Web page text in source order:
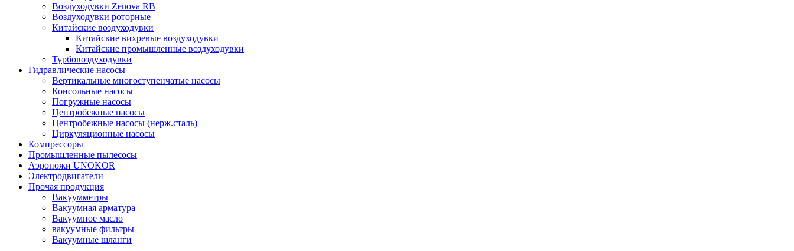
Воздуходувки Zenova RB
Воздуходувки роторные
Китайские воздуходувки
Китайские вихревые воздуходувки
Китайские промышленные воздуходувки
Турбовоздуходувки
Гидравлические насосы
Вертикальные многоступенчатые насосы
Консольные насосы
Погружные насосы
Центробежные насосы
Центробежные насосы (нерж.сталь)
Циркуляционные насосы
Компрессоры
Промышленные пылесосы
Аэроножи UNOKOR
Электродвигатели
Прочая продукция
Вакуумметры
Вакуумная арматура
Вакуумное масло
вакуумные фильтры
Вакуумные шланги